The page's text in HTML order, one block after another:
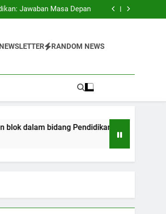
Jawaban Masa Depan
Bermula dari Transaksi
Jawaban Masa Depan
Bermula dari Transaksi
NEWSLETTER RANDOM NEWS
dalam bidang Pendidikan: Bermula dari